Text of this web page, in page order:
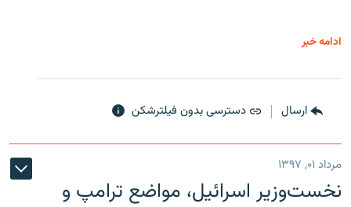
ادامه خبر
ارسال دسترسی بدون فیلترشکن
مرداد ۰۱, ۱۳۹۷
نخست‌وزیر اسرائیل، مواضع ترامپ و